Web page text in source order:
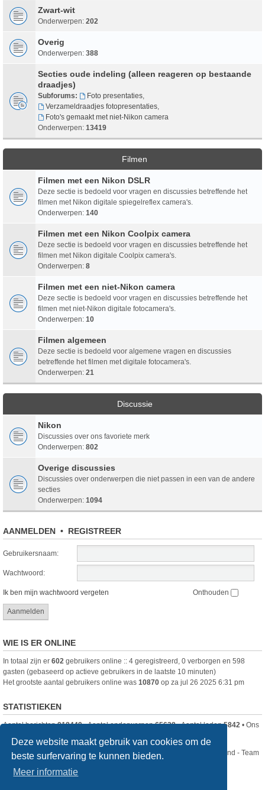
Deze website maakt gebruik van cookies om de
beste surfervaring te kunnen bieden.
Meer informatie
Zwart-wit
Onderwerpen: 202
Overig
Onderwerpen: 388
Secties oude indeling (alleen reageren op bestaande
draadjes)
Subforums: Foto presentaties,
Verzameldraadjes fotopresentaties,
Foto's gemaakt met niet-Nikon camera
Onderwerpen: 13419
Filmen
Filmen met een Nikon DSLR
Deze sectie is bedoeld voor vragen en discussies betreffende het
filmen met Nikon digitale spiegelreflex camera's.
Onderwerpen: 140
Filmen met een Nikon Coolpix camera
Deze sectie is bedoeld voor vragen en discussies betreffende het
filmen met Nikon digitale Coolpix camera's.
Onderwerpen: 8
Filmen met een niet-Nikon camera
Deze sectie is bedoeld voor vragen en discussies betreffende het
filmen met niet-Nikon digitale fotocamera's.
Onderwerpen: 10
Filmen algemeen
Deze sectie is bedoeld voor algemene vragen en discussies
betreffende het filmen met digitale fotocamera's.
Onderwerpen: 21
Discussie
Nikon
Discussies over ons favoriete merk
Onderwerpen: 802
Overige discussies
Discussies over onderwerpen die niet passen in een van de andere
secties
Onderwerpen: 1094
AANMELDEN • REGISTREER
Gebruikersnaam:
Wachtwoord:
Ik ben mijn wachtwoord vergeten Onthouden
WIE IS ER ONLINE
In totaal zijn er 602 gebruikers online :: 4 geregistreerd, 0 verborgen en 598
gasten (gebaseerd op actieve gebruikers in de laatste 10 minuten)
Het grootste aantal gebruikers online was 10870 op za jul 26 2025 6:31 pm
STATISTIEKEN
Aantal berichten918449• Aantal onderwerpen65628• Aantal leden5842 • Ons
Nikon Club Nederland - Team
Forum